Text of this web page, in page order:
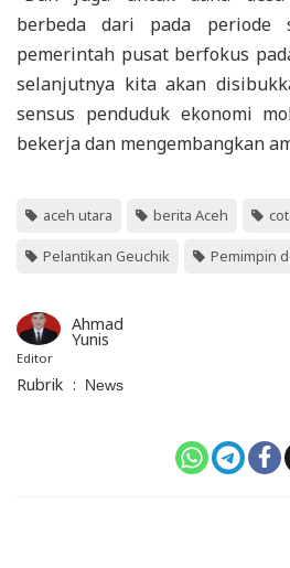
berbeda dari pada periode
pemerintah pusat berfokus
selanjutnya kita akan
sensus penduduk ekonomi
bekerja dan mengembangkan
aceh utara berita Aceh
Pelantikan Geuchik Pemimpin
Ahmad
Yunis
Editor
Rubrik : News